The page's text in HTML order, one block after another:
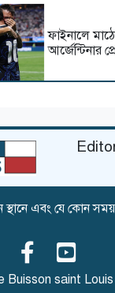
ফাইনালে
আর্জেন্টিনার
সহজ জয়ে
বাংলাদেশ
স্থানে এবং যে কোন
Buisson saint